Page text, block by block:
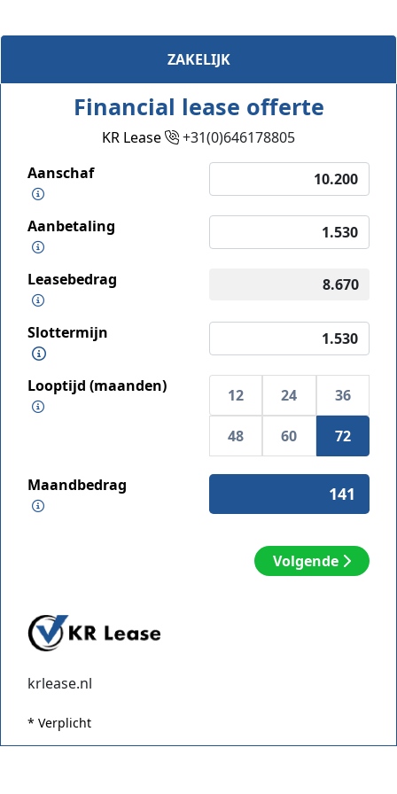
ZAKELIJK
Financial lease offerte
KR Lease
+31(0)646178805
Aanschaf
Aanbetaling
Leasebedrag
Slottermijn
Looptijd (maanden) 12 24 36
48 60 72
Maandbedrag
krlease.nl
Volgende
* Verplicht